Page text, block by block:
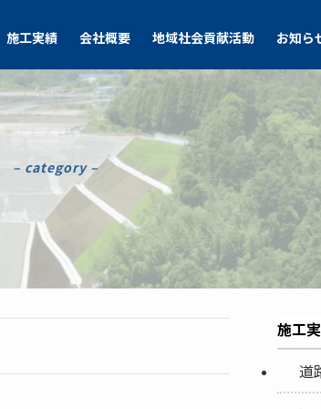
施工実績 会社概要 地域社会貢献活動 お知ら
– category –
施工
道